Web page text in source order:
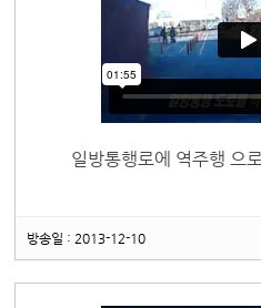
일방통행로에 역주행 으
방송일 : 2013-12-10